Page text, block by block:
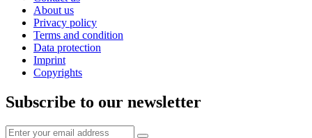
About us
Privacy policy
Terms and condition
Data protection
Imprint
Copyrights
Subscribe to our newsletter